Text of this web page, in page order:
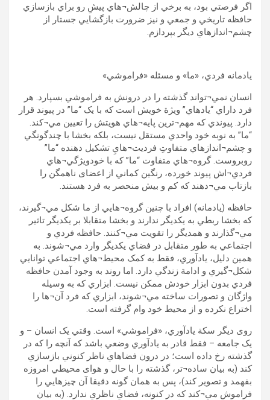
اگر فرصتي بود، به برخي از چالش¬هاي پيشِ رو براي بازسازي
حافظه تاريخي و جمعي و نيز ضرورت بازگشايي جستار از
چشم¬اندازهاي ديگر بپردازم.
يادمانه فردي، «ما» و مسئله «فراموشي»
انسان نمي¬تواند گذشته را در درونش به فراموشي بسپارد. هر
فرد داراي “يادهاي” ويژة خويش است که با يک “ما” در پيوند قرار
دارد. پيوندي که مهم¬ترين پايه¬هاي هويتش را تعيين مي¬کند.
“ما” به نوبه خود واحدي مستقل نيست، بلکه بخشا با چندگونگي
و چشم¬اندازهاي متفاوتِ فرديت¬هايِ تشکيل دهنده “ما”
روبروست. گروه¬هاي متفاوت “ما” که با خودويژگي¬هاي
فردي¬اش پيوند خورده، رنگين کماني از اعضای ناهمگن را
بازتاب مي¬دهند که کم و بيش منحصر به فرد هستند.
حافظه (يادمانه) افراد با چنين گروه¬هايي از ما شکل مي¬گيرند،
که بخشا ربطي به يکديگر ندارند و بخشا متقابلا بر يکديگر تاثير
مي¬گذارند و همديگر را تقويت مي¬کنند. حافظه فردي و
اجتماعي به طور متقابل در فضاي يکديگر وارد مي¬شوند. به
همين دليل، يادآوري، فقط به کمک محيط¬هاي اجتماعي توانايي
شکل¬گيري و ادامة زندگي دارد. اما روند به وجود آمدن حافظه
فردي بدون ابزار خودش ممکن نيست. ابزاري که به وسيله
واژگان و تصورات ساخته مي¬شوند، ابزاري که فرد آن¬ها را
اختراع نکرده و از محيط خود وام گرفته است.
روی ديگر سکة يادآوري، «فراموشي» است. وقتي يک انسان – و
يک جامعه – فقط قادر به يادآوري وضعي باشد که آنچه را که در
گذشته رخ داده است؛ در درون فضاهاي ناظر کنوني بازسازي
کند (به بيان ساده¬تر، گذشته را با حال و هوای محيطي امروزه
بفهمد و تصوير کند)، پس به همان گونه دقيقا آن چيزهايي را
فراموش مي¬کند که در کنونه، فضاي ناظري ندارد. (به بيان